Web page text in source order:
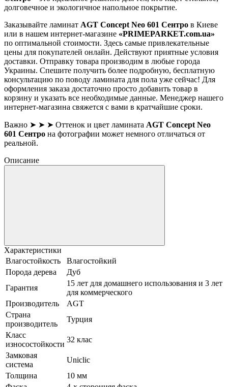
долговечное и экологичное напольное покрытие.
Заказывайте ламинат AGT Concept Neo 601 Сентро в Киеве
или в нашем интернет-магазине «PRIMEPARKET.com.ua»
по оптимальной стоимости. Здесь самые привлекательные
цены для покупателей онлайн. Действуют приятные условия
доставки. Отправку товара производим в любые города
Украины. Спешите получить более подробную, бесплатную
консультацию по поводу ламината для пола уже сейчас! Для
оформления заказа достаточно просто добавить товар в
корзину и указать все необходимые данные. Менеджер нашего
интернет-магазина свяжется с вами в кратчайшие сроки.
Важно ➤ ➤ ➤ Оттенок и цвет ламината AGT Concept Neo
601 Сентро на фотографии может немного отличаться от
реальной.
Описание
Характеристики
Влагостойкость
Влагостойкий
Порода дерева
Дуб
Гарантия
15 лет для домашнего использования и 3 лет
для коммерческого
Производитель
AGT
Страна
производитель
Турция
Класс
износостойкости
32 клас
Замковая
система
Uniclic
Толщина
10 мм